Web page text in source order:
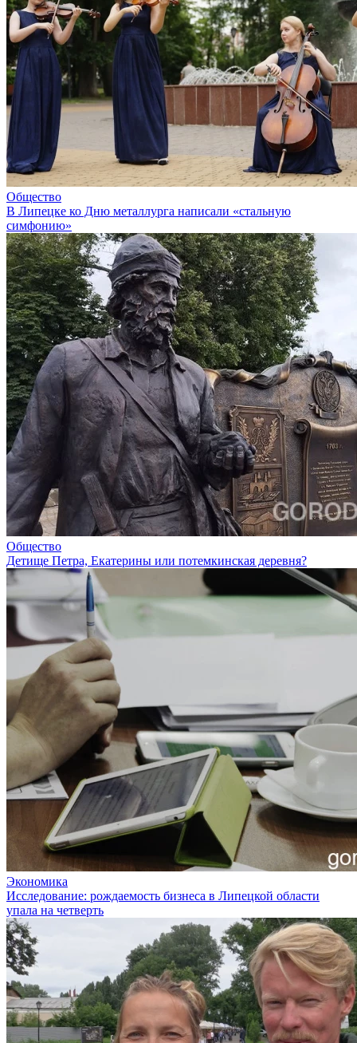
Общество
В Липецке ко Дню металлурга написали «стальную
симфонию»
Общество
Детище Петра, Екатерины или потемкинская деревня?
Экономика
Исследование: рождаемость бизнеса в Липецкой области
упала на четверть